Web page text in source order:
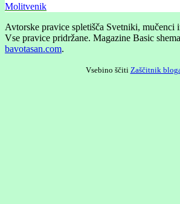
Molitvenik
Avtorske pravice spletišča Svetniki, mučenci
Vse pravice pridržane. Magazine Basic
bavotasan.com.
Vsebino ščiti Zaščitnik